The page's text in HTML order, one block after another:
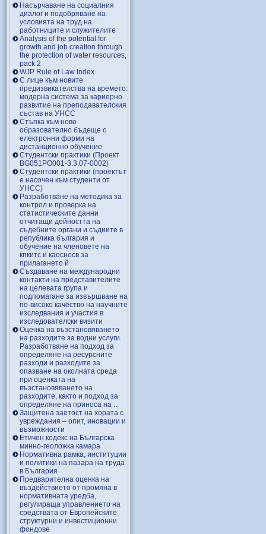
Насърчаване на социалния
диалог и подобряване на
условията на труд на
работниците и служителите
Analysis of the potential for
growth and job creation through
the protection of water resources,
pack 2
WJP Rule of Law Index
С лице към новите
предизвикателства на времето:
модерна система за кариерно
развитие на преподавателския
състав на УНСС
Стъпка към ново
образователно бъдеще с
електронни форми на
дистанционно обучение
Студентски практики (Проект
BG051PO001-3.3.07-0002)
Студентски практики (проектът
е насочен към студенти от
УНСС)
Разработване на методика за
контрол и проверка на
статистическите данни
отчитащи дейността на
съдебните органи и съдиите в
република българия и
обучение на членовете на
кпкитс и каосносв за
прилагането й
Създаване на международни
контакти на представителите
на целевата група и
подпомагане за извършване на
по-високо качество на научните
изследвания и участия в
изследователски визити
Оценка на възстановяването
на разходите за водни услуги.
Разработване на подход за
определяне на ресурсните
разходи и разходите за
опазване на околната среда
при оценката на
възстановяването на
разходите, както и подход за
определяне на приноса на ...
Защитена заетост на хората с
увреждания – опит, иновации и
възможности
Етичен кодекс на Българска
минно-геоложка камара
Нормативна рамка, институции
и политики на пазара на труда
в България
Предварителна оценка на
въздействието от промяна в
нормативната уредба,
регулираща управлението на
средствата от Европейските
структурни и инвестиционни
фондове